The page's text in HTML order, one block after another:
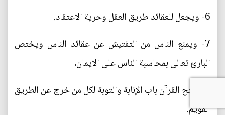
6- ويجعل للعقائد طريق العقل وحرية الاعتقاد.
7- ويمنع الناس من التفتيش عن عقائد الناس ويختص
البارئ تعالى بمحاسبة الناس على الايمان،
8- يفتح القرآن باب الإنابة والتوبة لكل من خرج عن الطريق
القويم.